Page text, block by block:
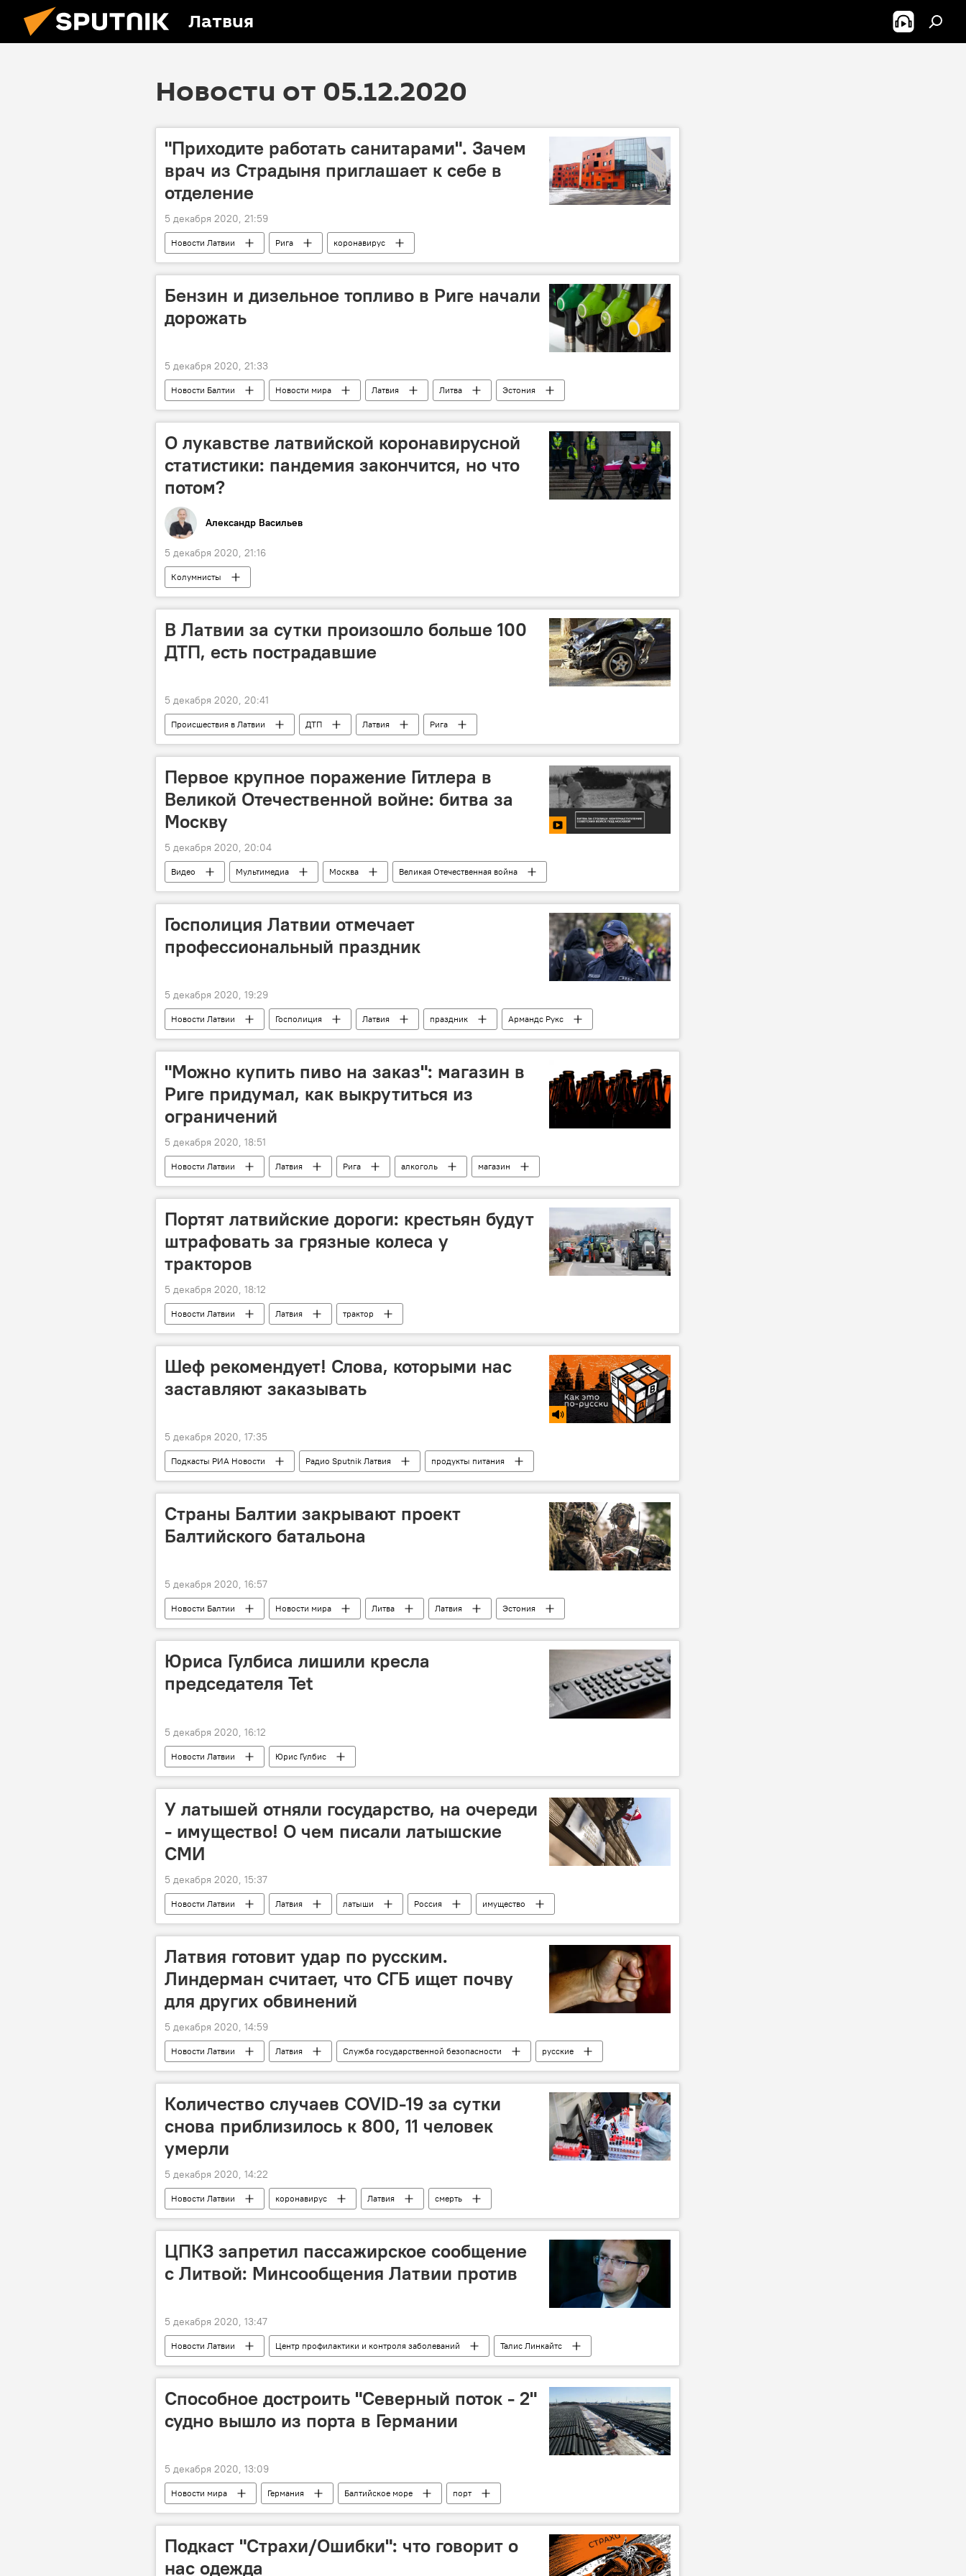
Латвия
Новости от 05.12.2020
"Приходите работать санитарами". Зачем
врач из Страдыня приглашает к себе в
отделение
5 декабря 2020, 21:59
Новости Латвии Рига
коронавирус
Клиническая больница имени Паула Страдыня
Бензин и дизельное топливо в Риге начали
дорожать
5 декабря 2020, 21:33
Новости Балтии Новости мира Латвия Литва
Эстония
бензин
О лукавстве латвийской коронавирусной
статистики: пандемия закончится, но что
потом?
Александр Васильев
5 декабря 2020, 21:16
Колумнисты
В Латвии за сутки произошло больше 100
ДТП, есть пострадавшие
5 декабря 2020, 20:41
Происшествия в Латвии ДТП Латвия Рига
Первое крупное поражение Гитлера в
Великой Отечественной войне: битва за
Москву
5 декабря 2020, 20:04
Видео Мультимедиа Москва Великая Отечественная война
Госполиция Латвии отмечает
профессиональный праздник
5 декабря 2020, 19:29
Новости Латвии Госполиция Латвия праздник Армандс Рукс
"Можно купить пиво на заказ": магазин в
Риге придумал, как выкрутиться из
ограничений
5 декабря 2020, 18:51
Новости Латвии Латвия Рига алкоголь магазин
Портят латвийские дороги: крестьян будут
штрафовать за грязные колеса у
тракторов
5 декабря 2020, 18:12
Новости Латвии Латвия трактор
Шеф рекомендует! Слова, которыми нас
заставляют заказывать
5 декабря 2020, 17:35
Подкасты РИА Новости Радио Sputnik Латвия продукты питания
Страны Балтии закрывают проект
Балтийского батальона
5 декабря 2020, 16:57
Новости Балтии Новости мира Литва Латвия
Эстония
учения
Юриса Гулбиса лишили кресла
председателя Tet
5 декабря 2020, 16:12
Новости Латвии Юрис Гулбис
У латышей отняли государство, на очереди
- имущество! О чем писали латышские
СМИ
5 декабря 2020, 15:37
Новости Латвии Латвия латыши Россия имущество
Латвия готовит удар по русским.
Линдерман считает, что СГБ ищет почву
для других обвинений
5 декабря 2020, 14:59
Новости Латвии Латвия Служба государственной безопасности русские
Количество случаев COVID-19 за сутки
снова приблизилось к 800, 11 человек
умерли
5 декабря 2020, 14:22
Новости Латвии коронавирус Латвия
смерть
Центр профилактики и контроля заболеваний
ЦПКЗ запретил пассажирское сообщение
с Литвой: Минсообщения Латвии против
5 декабря 2020, 13:47
Новости Латвии Центр профилактики и контроля заболеваний
Талис Линкайтс
Министерство сообщения
Литва Латвия
Способное достроить "Северный поток - 2"
судно вышло из порта в Германии
5 декабря 2020, 13:09
Новости мира Германия Балтийское море
порт
"Северный поток - 2" - труба раздора
Подкаст "Страхи/Ошибки": что говорит о
нас одежда